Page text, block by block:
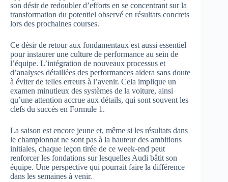
son désir de redoubler d’efforts en se concentrant sur la
transformation du potentiel observé en résultats concrets
lors des prochaines courses.
Ce désir de retour aux fondamentaux est aussi essentiel
pour instaurer une culture de performance au sein de
l’équipe. L’intégration de nouveaux processus et
d’analyses détaillées des performances aidera sans doute
à éviter de telles erreurs à l’avenir. Cela implique un
examen minutieux des systèmes de la voiture, ainsi
qu’une attention accrue aux détails, qui sont souvent les
clefs du succès en Formule 1.
La saison est encore jeune et, même si les résultats dans
le championnat ne sont pas à la hauteur des ambitions
initiales, chaque leçon tirée de ce week-end peut
renforcer les fondations sur lesquelles Audi bâtit son
équipe. Une perspective qui pourrait faire la différence
dans les semaines à venir.